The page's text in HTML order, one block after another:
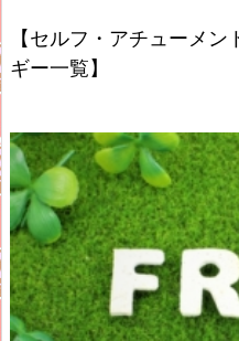
【セルフ・アチューメ
ギー一覧】